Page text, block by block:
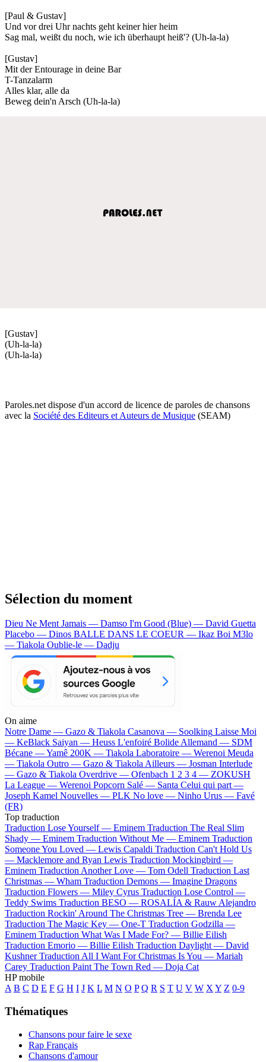
[Paul & Gustav]
Und vor drei Uhr nachts geht keiner hier heim
Sag mal, weißt du noch, wie ich überhaupt heiß'? (Uh-la-la)
[Gustav]
Mit der Entourage in deine Bar
T-Tanzalarm
Alles klar, alle da
Beweg dein'n Arsch (Uh-la-la)
[Gustav]
(Uh-la-la)
(Uh-la-la)
Paroles.net dispose d'un accord de licence de paroles de chansons
avec la Société des Editeurs et Auteurs de Musique (SEAM)
Sélection du moment
Dieu Ne Ment Jamais — Damso I'm Good (Blue) — David Guetta
Placebo — Dinos BALLE DANS LE COEUR — Ikaz Boi M3lo
— Tiakola Oublie-le — Dadju
On aime
Notre Dame — Gazo & Tiakola Casanova — Soolking Laisse Moi
— KeBlack Saiyan — Heuss L'enfoiré Bolide Allemand — SDM
Bécane —Yamê 200K — Tiakola Laboratoire — Werenoi Meuda
— Tiakola Outro — Gazo & TiakolaAilleurs — Josman Interlude
— Gazo & Tiakola Overdrive — Ofenbach 1 2 3 4 — ZOKUSH
La League — Werenoi Popcorn Salé — Santa Celui qui part —
Joseph Kamel Nouvelles — PLK No love — Ninho Urus — Favé
(FR)
Top traduction
Traduction Lose Yourself — Eminem Traduction The Real Slim
Shady — Eminem Traduction Without Me — Eminem Traduction
Someone You Loved — Lewis Capaldi Traduction Can't Hold Us
— Macklemore and Ryan Lewis Traduction Mockingbird —
Eminem Traduction Another Love — Tom Odell Traduction Last
Christmas — Wham Traduction Demons — Imagine Dragons
Traduction Flowers — Miley Cyrus Traduction Lose Control —
Teddy Swims Traduction BESO — ROSALÍA & Rauw Alejandro
Traduction Rockin' Around The Christmas Tree — Brenda Lee
Traduction The Magic Key — One-T Traduction Godzilla —
Eminem Traduction What Was I Made For? — Billie Eilish
Traduction Emorio — Billie Eilish Traduction Daylight — David
Kushner Traduction All I Want For Christmas Is You — Mariah
Carey Traduction Paint The Town Red — Doja Cat
HP mobile
A B C D E F G H I J K L M N O P Q R S T U V W XY Z 0-9
Thématiques
Chansons pour faire le sexe
Rap Français
Chansons d'amour